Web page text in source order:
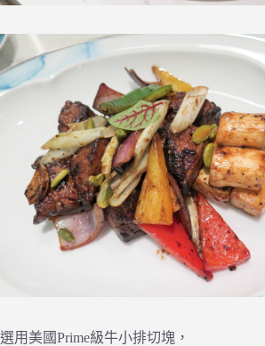
選用美國Prime級牛小排切塊，